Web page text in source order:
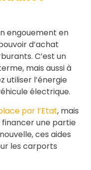
engouement en
d’achat
C’est un
mais aussi à
utiliser l’énergie
électrique.
par l’Etat, mais
une partie
ces aides
les carports